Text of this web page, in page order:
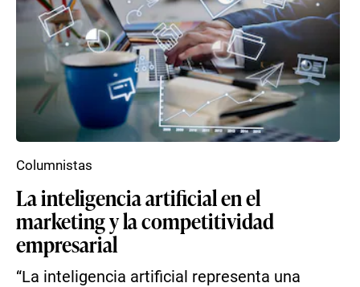
La inteligencia artificial en el
marketing y la competitividad
empresarial
“La inteligencia artificial representa una
Columnistas